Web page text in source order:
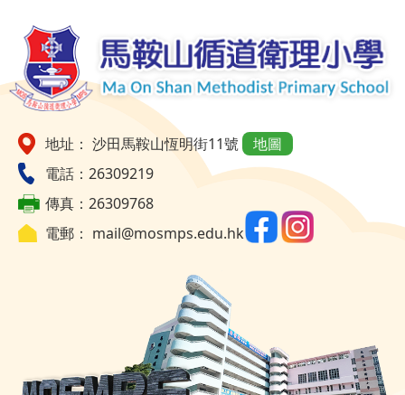
地址： 沙田馬鞍山恆明街11號
地圖
電話：26309219
傳真：26309768
電郵： mail@mosmps.edu.hk